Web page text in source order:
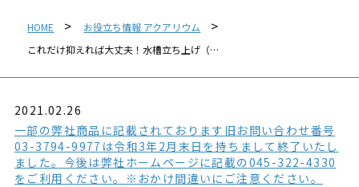
HOME
お役立ち情報 アクアリウム
これだけ抑えれば大丈夫！水槽立ち上げ（…
2021.02.26
一部の弊社商品に記載されております旧お問い合わせ番号
03-3794-9977は令和3年2月末日を持ちまして終了いたし
ました。今後は弊社ホームページに記載の045-322-4330
をご利用ください。※おかけ間違いにご注意ください。